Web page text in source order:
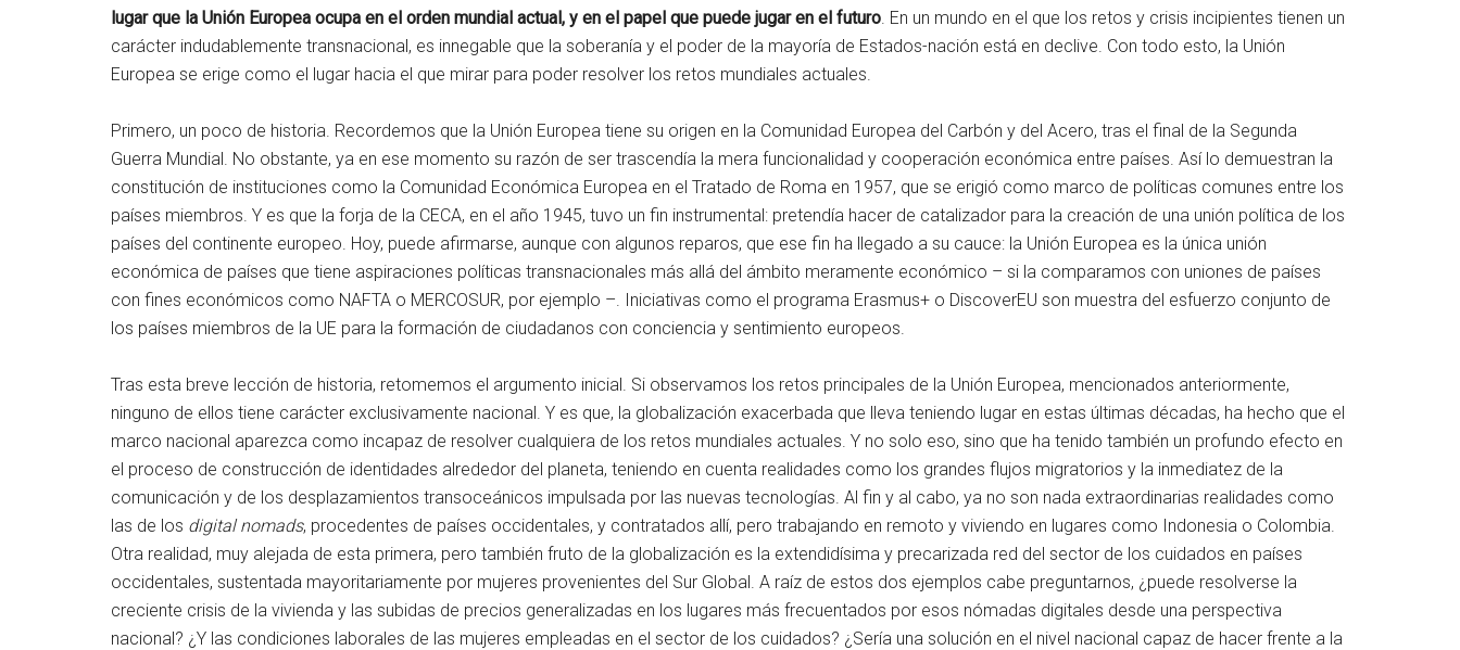
lugar que la Unión Europea ocupa en el orden mundial actual, y en el papel que puede jugar en el futuro. En un mundo en el que los retos y crisis incipientes tienen un
carácter indudablemente transnacional, es innegable que la soberanía y el poder de la mayoría de Estados-nación está en declive. Con todo esto, la Unión
Europea se erige como el lugar hacia el que mirar para poder resolver los retos mundiales actuales.
Primero, un poco de historia. Recordemos que la Unión Europea tiene su origen en la Comunidad Europea del Carbón y del Acero, tras el final de la Segunda
Guerra Mundial. No obstante, ya en ese momento su razón de ser trascendía la mera funcionalidad y cooperación económica entre países. Así lo demuestran la
constitución de instituciones como la Comunidad Económica Europea en el Tratado de Roma en 1957, que se erigió como marco de políticas comunes entre los
países miembros. Y es que la forja de la CECA, en el año 1945, tuvo un fin instrumental: pretendía hacer de catalizador para la creación de una unión política de los
países del continente europeo. Hoy, puede afirmarse, aunque con algunos reparos, que ese fin ha llegado a su cauce: la Unión Europea es la única unión
económica de países que tiene aspiraciones políticas transnacionales más allá del ámbito meramente económico – si la comparamos con uniones de países
con fines económicos como NAFTA o MERCOSUR, por ejemplo –. Iniciativas como el programa Erasmus+ o DiscoverEU son muestra del esfuerzo conjunto de
los países miembros de la UE para la formación de ciudadanos con conciencia y sentimiento europeos.
Tras esta breve lección de historia, retomemos el argumento inicial. Si observamos los retos principales de la Unión Europea, mencionados anteriormente,
ninguno de ellos tiene carácter exclusivamente nacional. Y es que, la globalización exacerbada que lleva teniendo lugar en estas últimas décadas, ha hecho que el
marco nacional aparezca como incapaz de resolver cualquiera de los retos mundiales actuales. Y no solo eso, sino que ha tenido también un profundo efecto en
el proceso de construcción de identidades alrededor del planeta, teniendo en cuenta realidades como los grandes flujos migratorios y la inmediatez de la
comunicación y de los desplazamientos transoceánicos impulsada por las nuevas tecnologías. Al fin y al cabo, ya no son nada extraordinarias realidades como
las de los digital nomads, procedentes de países occidentales, y contratados allí, pero trabajando en remoto y viviendo en lugares como Indonesia o Colombia.
Otra realidad, muy alejada de esta primera, pero también fruto de la globalización es la extendidísima y precarizada red del sector de los cuidados en países
occidentales, sustentada mayoritariamente por mujeres provenientes del Sur Global. A raíz de estos dos ejemplos cabe preguntarnos, ¿puede resolverse la
creciente crisis de la vivienda y las subidas de precios generalizadas en los lugares más frecuentados por esos nómadas digitales desde una perspectiva
nacional? ¿Y las condiciones laborales de las mujeres empleadas en el sector de los cuidados? ¿Sería una solución en el nivel nacional capaz de hacer frente a la